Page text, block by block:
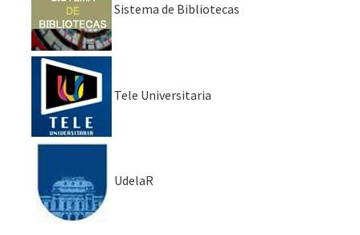
Sistema de Bibliotecas
Tele Universitaria
UdelaR